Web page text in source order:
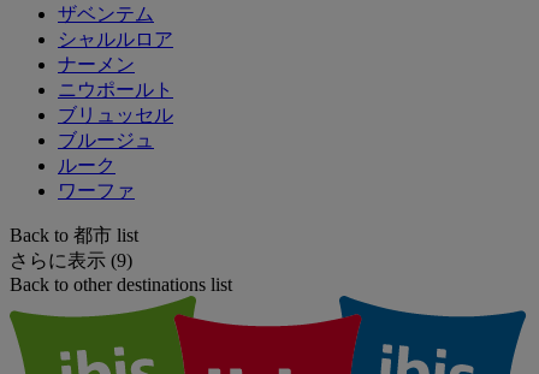
ザベンテム
シャルルロア
ナーメン
ニウポールト
ブリュッセル
ブルージュ
ルーク
ワーファ
Back to 都市 list
さらに表示 (9)
Back to other destinations list